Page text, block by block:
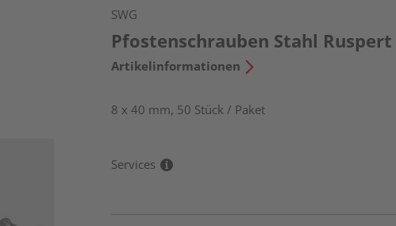
SWG
Pfostenschrauben Stahl Ruspert
Artikelinformationen
8 x 40 mm, 50 Stück / Paket
Services